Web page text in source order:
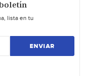
lista en tu
ENVIAR